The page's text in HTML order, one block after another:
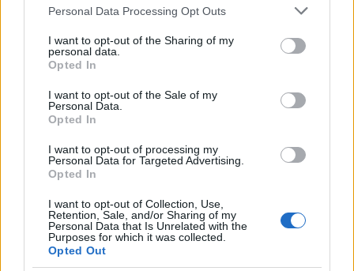
Please note that this website/app uses one or more Google
not limited to your visit or usage behaviour. You may click to
grant or deny consent to Google and its third-party tags to
use your data for below specified purposes in below Google
consent section.
Personal Data Processing Opt Outs
I want to opt-out of the Sharing of my
personal data.
Opted In
I want to opt-out of the Sale of my
Personal Data.
Opted In
I want to opt-out of processing my
Personal Data for Targeted Advertising.
Opted In
I want to opt-out of Collection, Use,
Retention, Sale, and/or Sharing of my
Personal Data that Is Unrelated with the
Purposes for which it was collected.
Opted Out
Piano Day
a MOM Kultban április 6-án.Jegyvásárlás
,
Facebook-esemény.
Idén ősszel pedig érkezik
Botond első LP-je, egy stúdióalbum zongorára és
Fender Rhodesra komponálva, amely szintén a
Théque Records gondozásában fog – a tervek szerint
vinylen – megjelenni.
Az album borítóját a Lobotworks készítette,
Németh Balázs Kristóf
Boti. Az album létrejöttéhez külön köszönet jár az
Óbudai Danubia Zenekarnak,Fuchs Benjámin
Borsay Máté nak.